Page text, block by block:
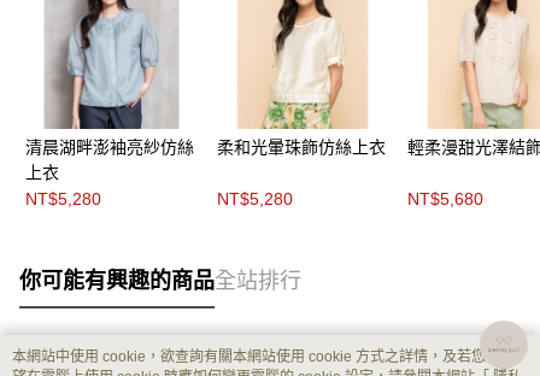
清晨湖畔澎袖亮紗仿絲
上衣
NT$5,280
柔和光暈珠飾仿絲上衣
NT$5,280
輕柔漫甜光澤結
NT$5,680
你可能有興趣的商品全站排行
本網站中使用 cookie，欲查詢有關本網站使用 cookie 方式之詳情，及若您不希